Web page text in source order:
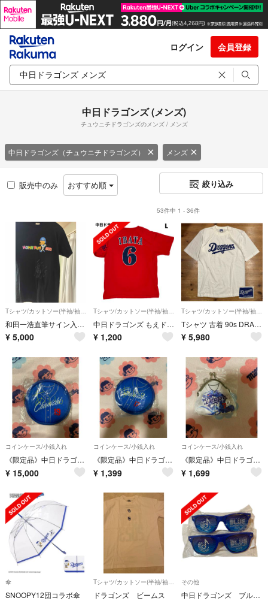
ログイン 会員登録
中日ドラゴンズ (メンズ)
チュウニチドラゴンズのメンズ / メンズ
中日ドラゴンズ（チュウニチドラゴンズ） メンズ
販売中のみ おすすめ順 絞り込み
53件中 1 - 36件
Tシャツ/カットソー(半袖/袖なし)
和田一浩直筆サイン入りTシャツ
¥ 5,000
Tシャツ/カットソー(半袖/袖なし)
中日ドラゴンズ もえドラTシャツ 井端弘和 サイズ L
¥ 1,200
Tシャツ/カットソー(半袖/袖なし)
Tシャツ 古着 90s DRAGONS 中日 ドラゴンズ 公式 L オフィシャル
¥ 5,980
コインケース/小銭入れ
《限定品》中日ドラゴンズ 2024 マルチケース シークレット(19、髙橋宏斗)
¥ 15,000
コインケース/小銭入れ
《限定品》中日ドラゴンズ 2024 マルチケース。 (17、柳裕也)
¥ 1,399
コインケース/小銭入れ
《限定品》中日ドラゴンズ 2022 昇竜 ミニ がま口。(7 根尾昂)
¥ 1,699
傘
SNOOPY12団コラボ傘
Tシャツ/カットソー(半袖/袖なし)
ドラゴンズ ビームス
その他
中日ドラゴンズ ブルーサマーサングラス